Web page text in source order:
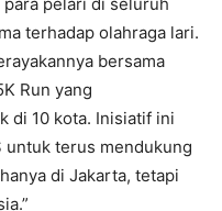
terhadap olahraga lari.
bersama
Run yang
di 10 kota. Inisiatif ini
untuk terus mendukung
di Jakarta, tetapi